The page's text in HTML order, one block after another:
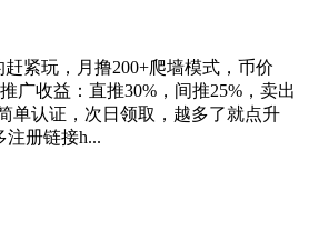
紧玩，月撸200+爬墙模式，币价
广收益：直推30%，间推25%，卖出
单认证，次日领取，越多了就点升
注册链接h...